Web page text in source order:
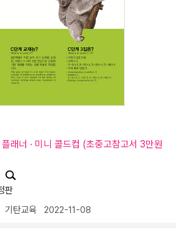
래너 · 미니 콜드컵 (초중고참고서 3만원
판
기탄교육 2022-11-08